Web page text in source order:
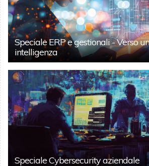
Speciale ERP e gestionali - Verso
intelligenza
Speciale Cybersecurity aziendale